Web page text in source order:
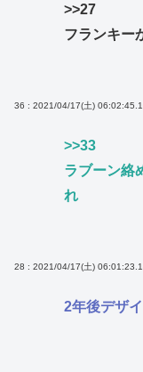
>>27
フランキー
36 : 2021/04/17(土)
>>33
ラブーン絡
れ
28 : 2021/04/17(土)
2年後デザ